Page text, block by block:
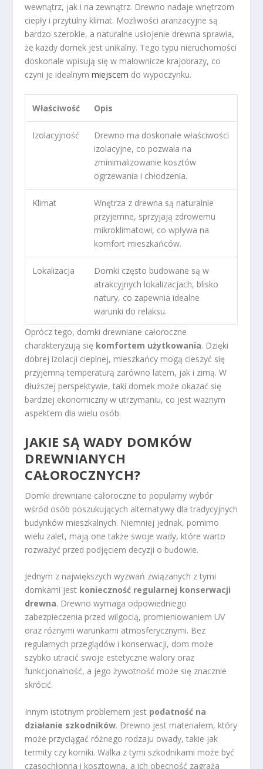
wewnątrz, jak i na zewnątrz. Drewno nadaje wnętrzom
ciepły i przytulny klimat. Możliwości aranżacyjne są
bardzo szerokie, a naturalne usłojenie drewna sprawia,
że każdy domek jest unikalny. Tego typu nieruchomości
doskonale wpisują się w malownicze krajobrazy, co
czyni je idealnymmiejscem do wypoczynku.
Właściwość Opis
Izolacyjność
Drewno ma doskonałe właściwości
izolacyjne, co pozwala na
zminimalizowanie kosztów
ogrzewania i chłodzenia.
Klimat
Wnętrza z drewna są naturalnie
przyjemne, sprzyjają zdrowemu
mikroklimatowi, co wpływa na
komfort mieszkańców.
Lokalizacja
Domki często budowane są w
atrakcyjnych lokalizacjach, blisko
natury, co zapewnia idealne
warunki do relaksu.
Oprócz tego, domki drewniane całoroczne
charakteryzują się komfortem użytkowania. Dzięki
dobrej izolacji cieplnej, mieszkańcy mogą cieszyć się
przyjemną temperaturą zarówno latem, jak i zimą. W
dłuższej perspektywie, taki domek może okazać się
bardziej ekonomiczny w utrzymaniu, co jest ważnym
aspektem dla wielu osób.
JAKIE SĄ WADY DOMKÓW
DREWNIANYCH
CAŁOROCZNYCH?
Domki drewniane całoroczne to popularny wybór
wśród osób poszukujących alternatywy dla tradycyjnych
budynków mieszkalnych. Niemniej jednak, pomimo
wielu zalet, mają one także swoje wady, które warto
rozważyć przed podjęciem decyzji o budowie.
Jednym z największych wyzwań związanych z tymi
domkami jest konieczność regularnej konserwacji
drewna. Drewno wymaga odpowiedniego
zabezpieczenia przed wilgocią, promieniowaniem UV
oraz różnymi warunkami atmosferycznymi. Bez
regularnych przeglądów i konserwacji, dom może
szybko utracić swoje estetyczne walory oraz
funkcjonalność, a jego żywotność może się znacznie
skrócić.
Innym istotnym problemem jest podatność na
działanie szkodników. Drewno jest materiałem, który
może przyciągać różnego rodzaju owady, takie jak
termity czy korniki. Walka z tymi szkodnikami może być
czasochłonna i kosztowna, a ich obecność zagraża